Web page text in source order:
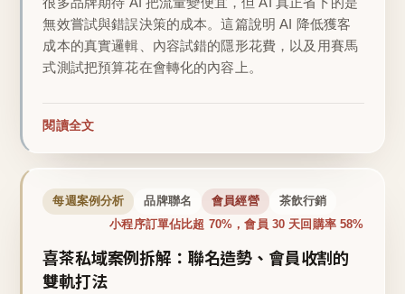
無效嘗試與錯誤決策的成本。這篇說明 AI 降低獲客
成本的真實邏輯、內容試錯的隱形花費，以及用賽馬
式測試把預算花在會轉化的內容上。
閱讀全文
每週案例分析 品牌聯名 會員經營 茶飲行銷
小程序訂單佔比超 70%，會員 30 天回購率 58%
喜茶私域案例拆解：聯名造勢、會員收割的
雙軌打法